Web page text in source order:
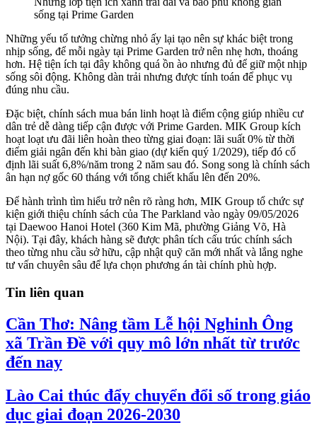
sống tại Prime Garden
Những yếu tố tưởng chừng nhỏ ấy lại tạo nên sự khác biệt trong
nhịp sống, để mỗi ngày tại Prime Garden trở nên nhẹ hơn, thoáng
hơn. Hệ tiện ích tại đây không quá ồn ào nhưng đủ để giữ một nhịp
sống sôi động. Không dàn trải nhưng được tính toán để phục vụ
đúng nhu cầu.
Đặc biệt, chính sách mua bán linh hoạt là điểm cộng giúp nhiều cư
dân trẻ dễ dàng tiếp cận được với Prime Garden. MIK Group kích
hoạt loạt ưu đãi liên hoàn theo từng giai đoạn: lãi suất 0% từ thời
điểm giải ngân đến khi bàn giao (dự kiến quý 1/2029), tiếp đó cố
định lãi suất 6,8%/năm trong 2 năm sau đó. Song song là chính sách
ân hạn nợ gốc 60 tháng với tổng chiết khấu lên đến 20%.
Để hành trình tìm hiểu trở nên rõ ràng hơn, MIK Group tổ chức sự
kiện giới thiệu chính sách của The Parkland vào ngày 09/05/2026
tại Daewoo Hanoi Hotel (360 Kim Mã, phường Giảng Võ, Hà
Nội). Tại đây, khách hàng sẽ được phân tích cấu trúc chính sách
theo từng nhu cầu sở hữu, cập nhật quỹ căn mới nhất và lắng nghe
tư vấn chuyên sâu để lựa chọn phương án tài chính phù hợp.
Tin liên quan
Cần Thơ: Nâng tầm Lễ hội Nghinh Ông
xã Trần Đề với quy mô lớn nhất từ trước
đến nay
Lào Cai thúc đẩy chuyển đổi số trong giáo
dục giai đoạn 2026-2030